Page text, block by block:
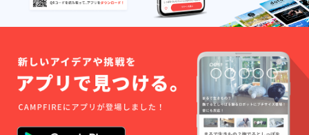
ただけ
る方は
備考欄
事券②
店舗で
のクッ
キング
教室参
加③オ
ンライ
ンクッ